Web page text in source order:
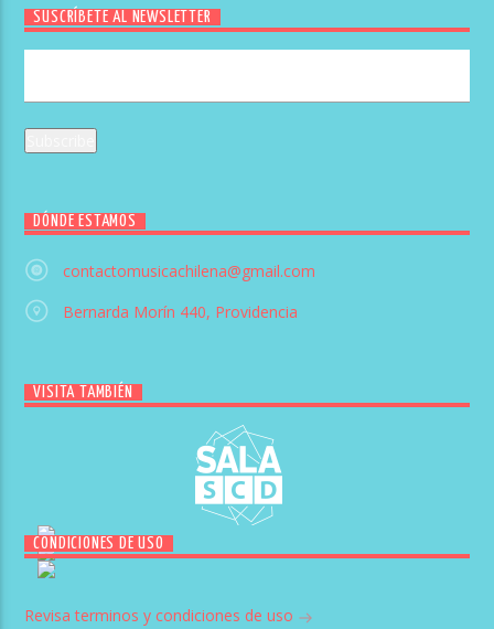
SUSCRÍBETE AL NEWSLETTER
DÓNDE ESTAMOS
contactomusicachilena@gmail.com
Bernarda Morín 440, Providencia
VISITA TAMBIÉN
CONDICIONES DE USO
Revisa terminos y condiciones de uso